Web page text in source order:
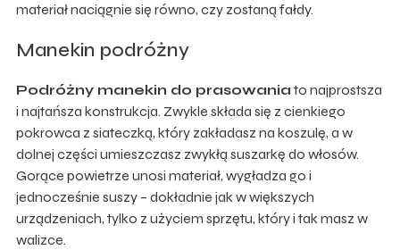
materiał naciągnie się równo, czy zostaną fałdy.
Manekin podróżny
Podróżny manekin do prasowania to najprostsza
i najtańsza konstrukcja. Zwykle składa się z cienkiego
pokrowca z siateczką, który zakładasz na koszulę, a w
dolnej części umieszczasz zwykłą suszarkę do włosów.
Gorące powietrze unosi materiał, wygładza go i
jednocześnie suszy – dokładnie jak w większych
urządzeniach, tylko z użyciem sprzętu, który i tak masz w
walizce.